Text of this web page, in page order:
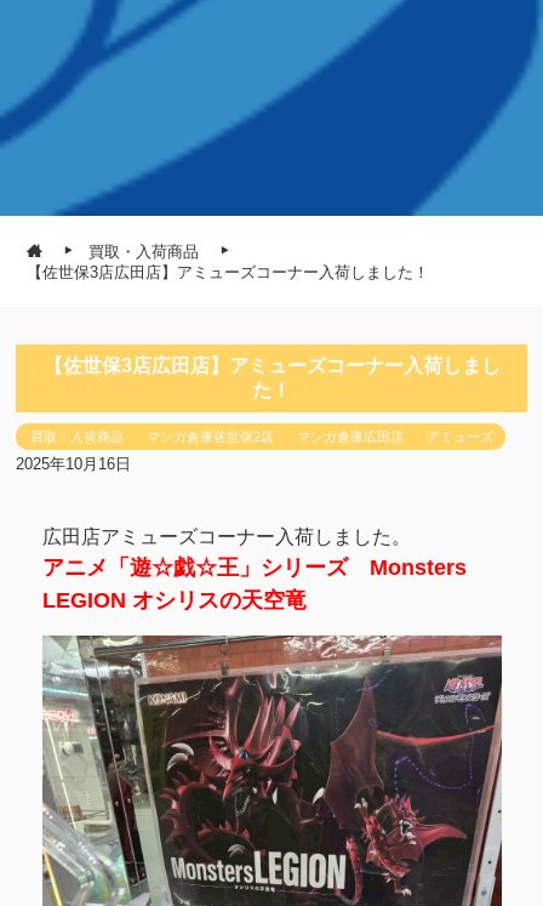
買取・入荷商品
【佐世保3店広田店】アミューズコーナー入荷しました！
【佐世保3店広田店】アミューズコーナー入荷しまし
た！
買取・入荷商品 マンガ倉庫佐世保2店 マンガ倉庫広田店 アミューズ
2025年10月16日
広田店アミューズコーナー入荷しました。
アニメ「遊☆戯☆王」シリーズ Monsters
LEGION オシリスの天空竜